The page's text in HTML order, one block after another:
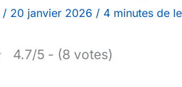
/ 20 janvier 2026 / 4 minutes de
4.7/5 - (8 votes)